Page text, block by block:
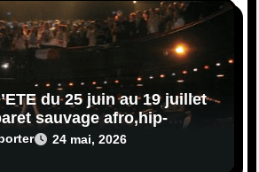
du 25 juin au 19 juillet
sauvage afro,hip-
24 mai, 2026